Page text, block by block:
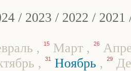
/ 2023 / 2022 / 2021
, 15 Март , 26
, 31 Ноябрь , 29